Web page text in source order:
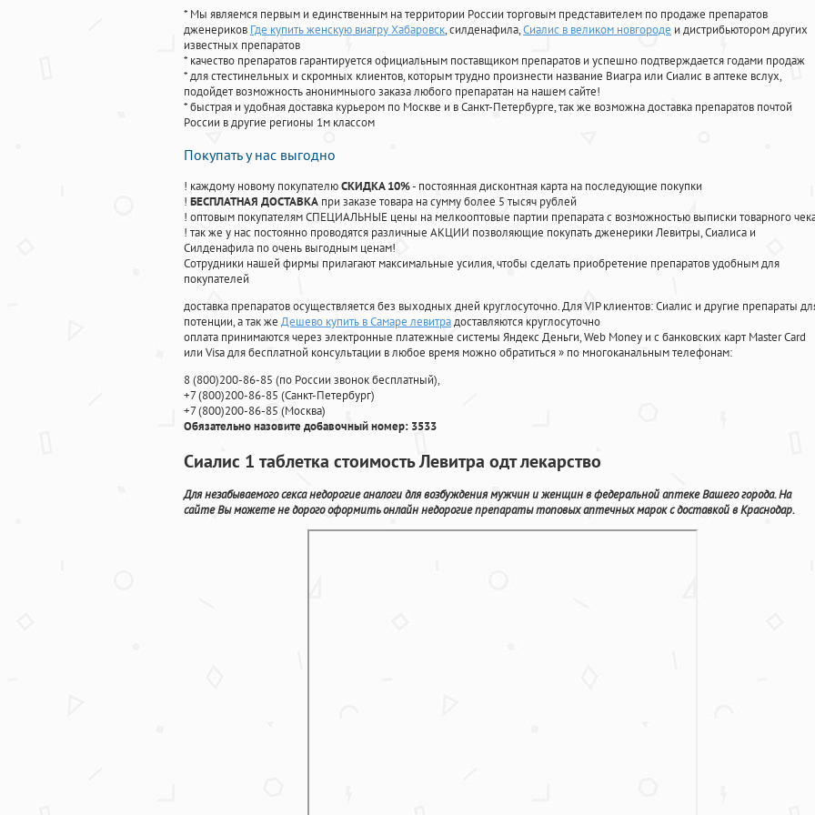
* Мы являемся первым и единственным на территории России торговым представителем по продаже препаратов
дженериков Где купить женскую виагру Хабаровск, силденафила,Сиалис в великом новгороде и дистрибьютором других
известных препаратов
* качество препаратов гарантируется официальным поставщиком препаратов и успешно подтверждается годами продаж
* для стестинельных и скромных клиентов, которым трудно произнести название Виагра или Сиалис в аптеке вслух,
подойдет возможность анонимныого заказа любого препаратан на нашем сайте!
* быстрая и удобная доставка курьером по Москве и в Санкт-Петербурге, так же возможна доставка препаратов почтой
России в другие регионы 1м классом
Покупать у нас выгодно
! каждому новому покупателюСКИДКА 10%- постоянная дисконтная карта на последующие покупки
! БЕСПЛАТНАЯ ДОСТАВКА при заказе товара на сумму более 5 тысяч рублей
! оптовым покупателям СПЕЦИАЛЬНЫЕ цены на мелкооптовые партии препарата с возможностью выписки товарного
! так же у нас постоянно проводятся различные АКЦИИ позволяющие покупать дженерики Левитры, Сиалиса и
Силденафила по очень выгодным ценам!
Cотрудники нашей фирмы прилагают максимальные усилия, чтобы сделать приобретение препаратов удобным для
покупателей
доставка препаратов осуществляется без выходных дней круглосуточно. Для VIP клиентов: Сиалис и другие препараты
потенции, а так же Дешево купить в Самаре левитрадоставляются круглосуточно
оплата принимаются через электронные платежные системы Яндекс Деньги, Web Money и с банковских карт Master Card
или Visa для бесплатной консультации в любое время можно обратиться» по многоканальным телефонам:
8(800)200-86-85 (по России звонок бесплатный),
+7(800)200-86-85 (Санкт-Петербург)
+7(800)200-86-85 (Москва)
Обязательно назовите добавочный номер: 3533
Сиалис 1 таблетка стоимость Левитра одт лекарство
Для незабываемого секса недорогие аналоги для возбуждения мужчин и женщин в федеральной аптеке Вашего города. На
сайте Вы можете не дорого оформить онлайн недорогие препараты топовых аптечных марок с доставкой в Краснодар.